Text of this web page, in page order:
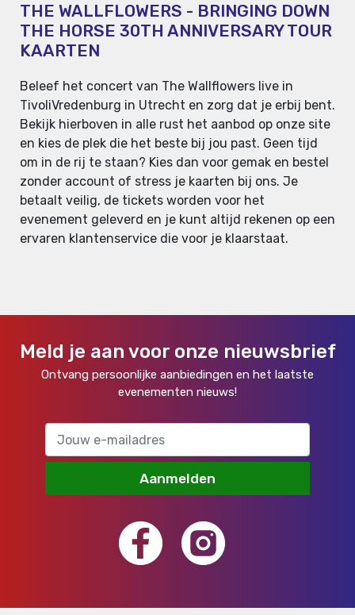
THE WALLFLOWERS - BRINGING DOWN
THE HORSE 30TH ANNIVERSARY TOUR
KAARTEN
Beleef het concert van The Wallflowers live in
TivoliVredenburg in Utrecht en zorg dat je erbij bent.
Bekijk hierboven in alle rust het aanbod op onze site
en kies de plek die het beste bij jou past. Geen tijd
om in de rij te staan? Kies dan voor gemak en bestel
zonder account of stress je kaarten bij ons. Je
betaalt veilig, de tickets worden voor het
evenement geleverd en je kunt altijd rekenen op een
ervaren klantenservice die voor je klaarstaat.
Meld je aan voor onze nieuwsbrief
Ontvang persoonlijke aanbiedingen en het laatste
evenementen nieuws!
Aanmelden